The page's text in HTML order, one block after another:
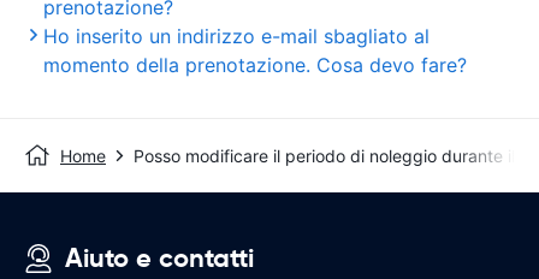
prenotazione?
Ho inserito un indirizzo e-mail sbagliato al
momento della prenotazione. Cosa devo fare?
Home Posso modificare il periodo di noleggio durante il
Aiuto e contatti